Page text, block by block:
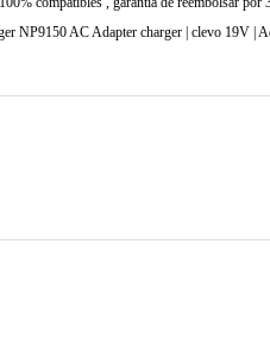
NP9150 AC Adapter charger | clevo 19V |